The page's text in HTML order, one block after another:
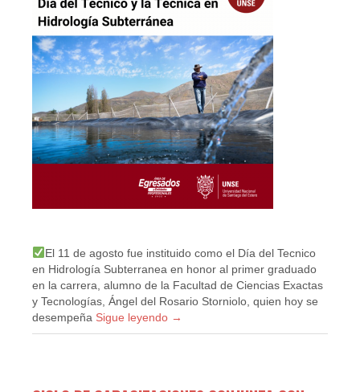
El 11 de agosto fue instituido como el Día del Tecnico
en Hidrología Subterranea en honor al primer graduado
en la carrera, alumno de la Facultad de Ciencias Exactas
y Tecnologías, Ángel del Rosario Storniolo, quien hoy se
desempeña Sigue leyendo →